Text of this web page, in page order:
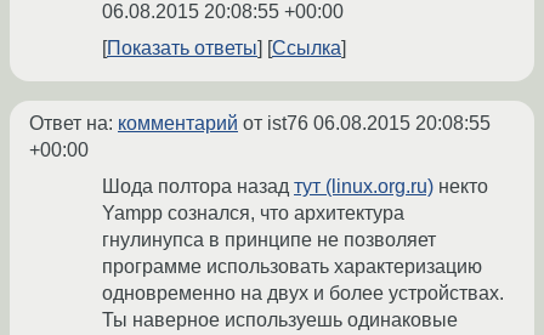
06.08.2015 20:08:55 +00:00
Показать ответы
Ссылка
Ответ на: комментарий от ist76 06.08.2015 20:08:55
+00:00
Шода полтора назад тут (linux.org.ru) некто
Yampp сознался, что архитектура
гнулинупса в принципе не позволяет
программе использовать характеризацию
одновременно на двух и более устройствах.
Ты наверное используешь одинаковые